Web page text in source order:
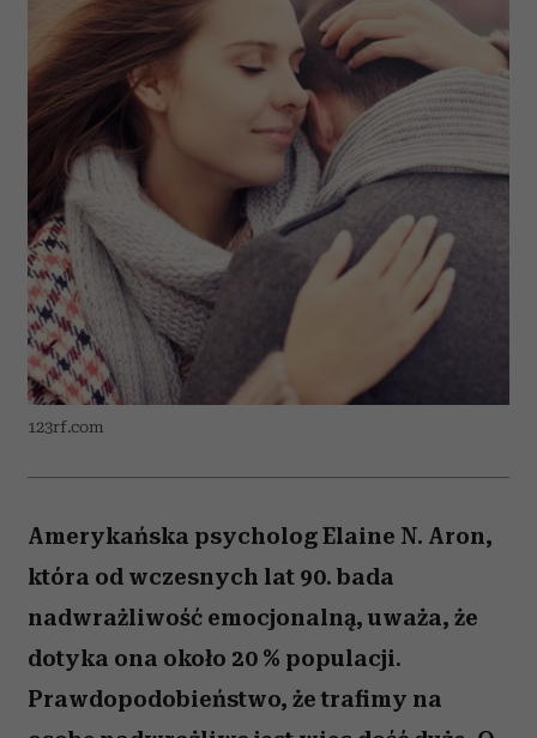
123rf.com
Amerykańska psycholog Elaine N. Aron,
która od wczesnych lat 90. bada
nadwrażliwość emocjonalną, uważa, że
dotyka ona około 20 % populacji.
Prawdopodobieństwo, że trafimy na